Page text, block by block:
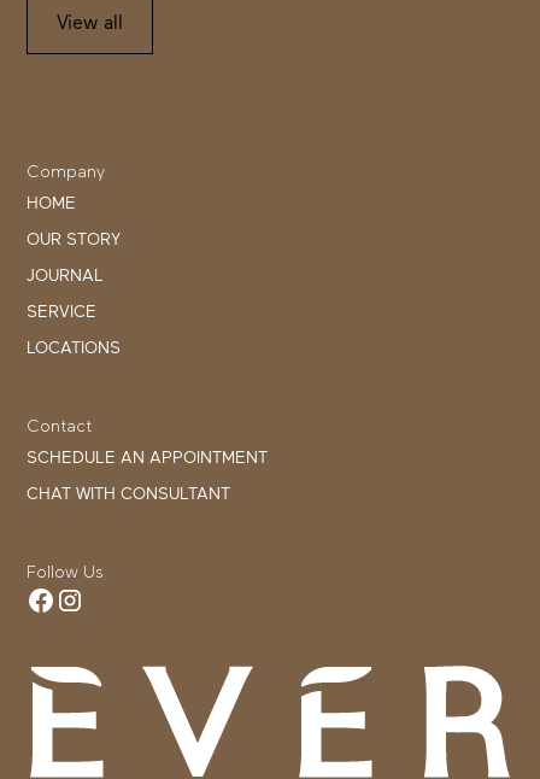
View all
Company
HOME
OUR STORY
JOURNAL
SERVICE
LOCATIONS
Contact
SCHEDULE AN APPOINTMENT
CHAT WITH CONSULTANT
Follow Us